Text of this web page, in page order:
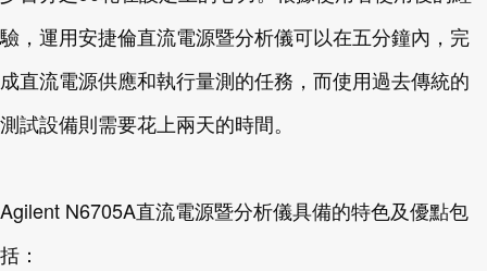
驗，運用安捷倫直流電源暨分析儀可以在五分鐘內，完
成直流電源供應和執行量測的任務，而使用過去傳統的
測試設備則需要花上兩天的時間。
Agilent N6705A直流電源暨分析儀具備的特色及優點包
括：